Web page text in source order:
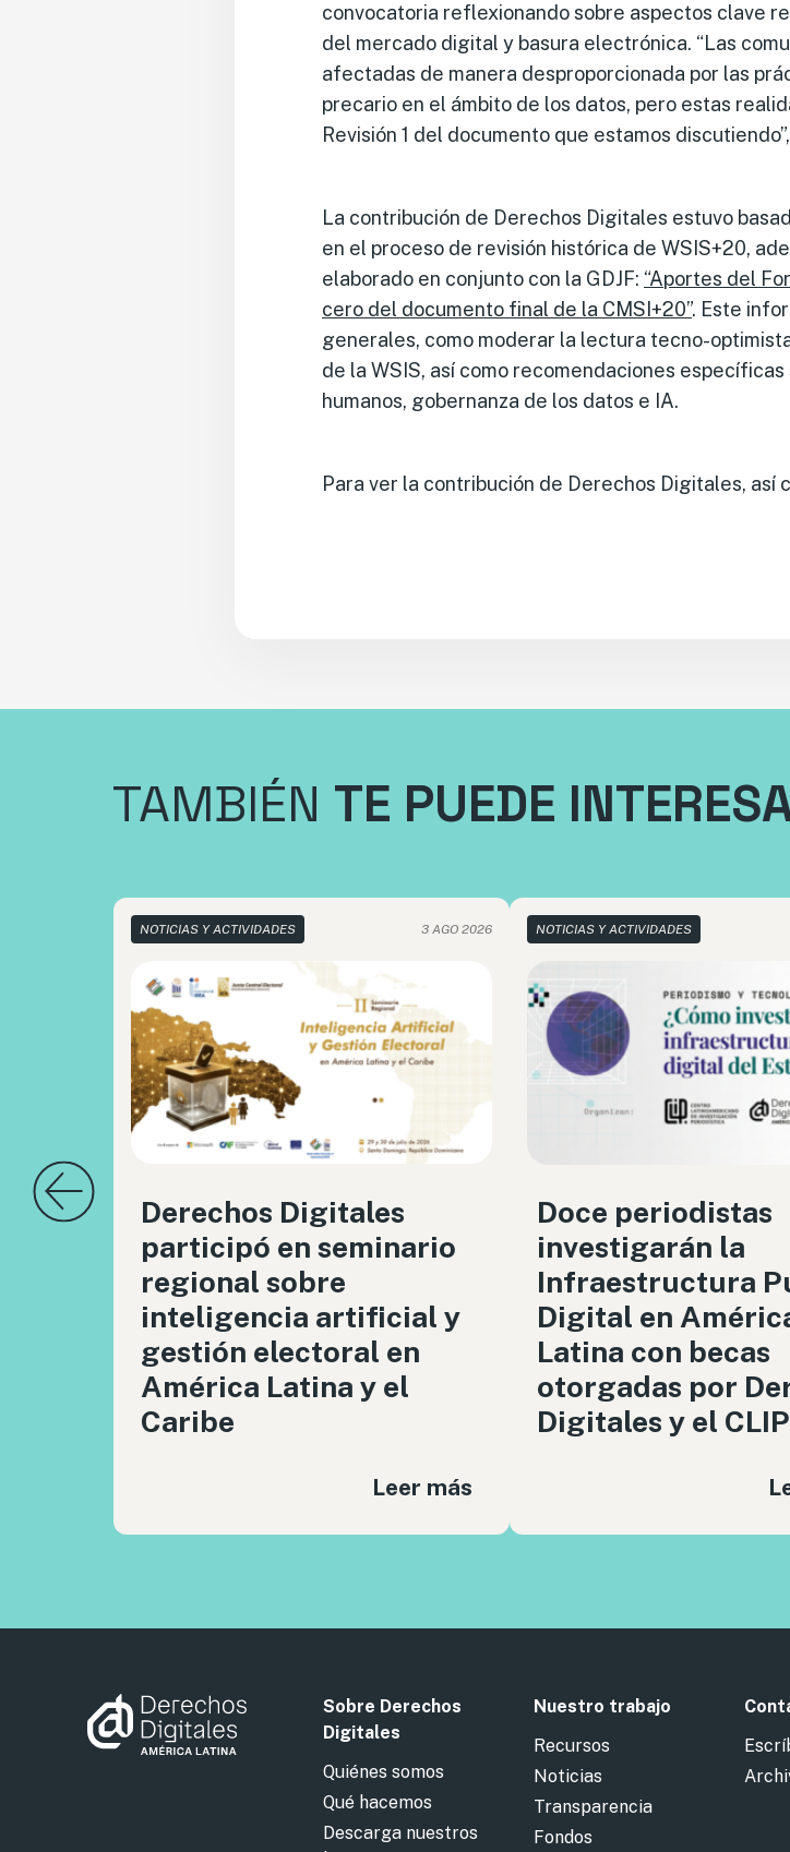
convocatoria reflexionando sobre aspectos clave
del mercado digital y basura electrónica. “Las
afectadas de manera desproporcionada por las
precario en el ámbito de los datos, pero estas
Revisión 1 del documento que estamos
La contribución de Derechos Digitales estuvo
en el proceso de revisión histórica de WSIS+20,
elaborado en conjunto con la GDJF: “Aportes del
cero del documento final de la CMSI+20”. Este
generales, como moderar la lectura tecno-
de la WSIS, así como recomendaciones
humanos, gobernanza de los datos e IA.
Para ver la contribución de Derechos Digitales, así
TAMBIÉN TE PUEDE
NOTICIAS Y ACTIVIDADES 3 AGO 2026
Derechos Digitales
participó en seminario
regional sobre
inteligencia artificial y
gestión electoral en
América Latina y el
Caribe
Leer más
NOTICIAS Y ACTIVIDADES
Doce periodistas
investigarán la
Infraestructura
Digital en
Latina con becas
otorgadas por
Digitales y el CLIP
Sobre Derechos
Digitales
Quiénes somos
Qué hacemos
Descarga nuestros
Nuestro trabajo
Recursos
Noticias
Transparencia
Fondos